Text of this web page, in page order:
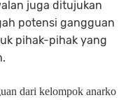
juga ditujukan
potensi gangguan
pihak-pihak yang
dari kelompok anarko